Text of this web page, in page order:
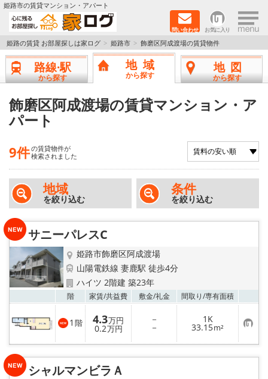
姫路市の賃貸マンション・アパート
問い合わせ お気に入り ×
TOPページ
新築物件
ペットOK物件
戸建物件
保証人不要物件
初期費用リーズナブル物件
路線·駅から探す
地域から探す
地図から探す
スタッフ
店舗情報·アクセス
姫路の賃貸 お部屋探しは家ログ 姫路市 飾磨区阿成渡場の賃貸物件
路線·駅
から探す
地域
から探す
地図
から探す
飾磨区阿成渡場の賃貸マンション・ア
パート
9件の賃貸物件が
検索されました
地域
を絞り込む
条件
を絞り込む
サニーパレスC
姫路市飾磨区阿成渡場
山陽電鉄線 妻鹿駅 徒歩4分
ハイツ 2階建 築23年
階 家賃/共益費 敷金/礼金 間取り/専有面積
1 階 4.3万円
0.2万円
－
－
1K
33.15m² お
気
に
り
シャルマンビラＡ